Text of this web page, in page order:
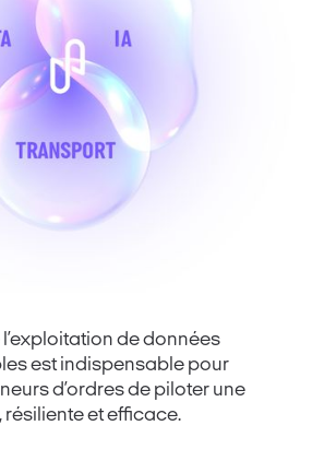
de données
est indispensable pour
d’ordres de piloter une
et efficace.